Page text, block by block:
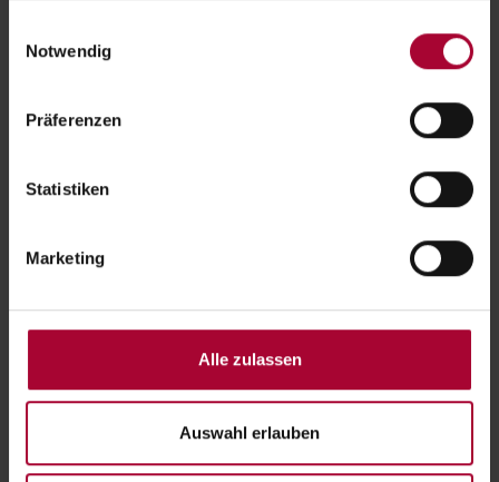
am Seitenende unter Cookie-Einstellungen ändern.
unserer Datenschutzerklärung
Notwendig
Präferenzen
Statistiken
Marketing
Alle zulassen
Auswahl erlauben
Kontakte Dezember 2025 | pdf 11.35
MB